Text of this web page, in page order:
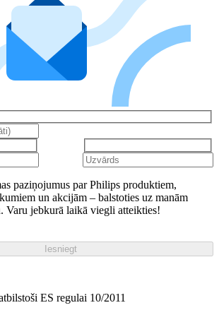
paziņojumus par Philips produktiem,
un akcijām – balstoties uz manām
Varu jebkurā laikā viegli atteikties!
Iesniegt
ES regulai 10/2011